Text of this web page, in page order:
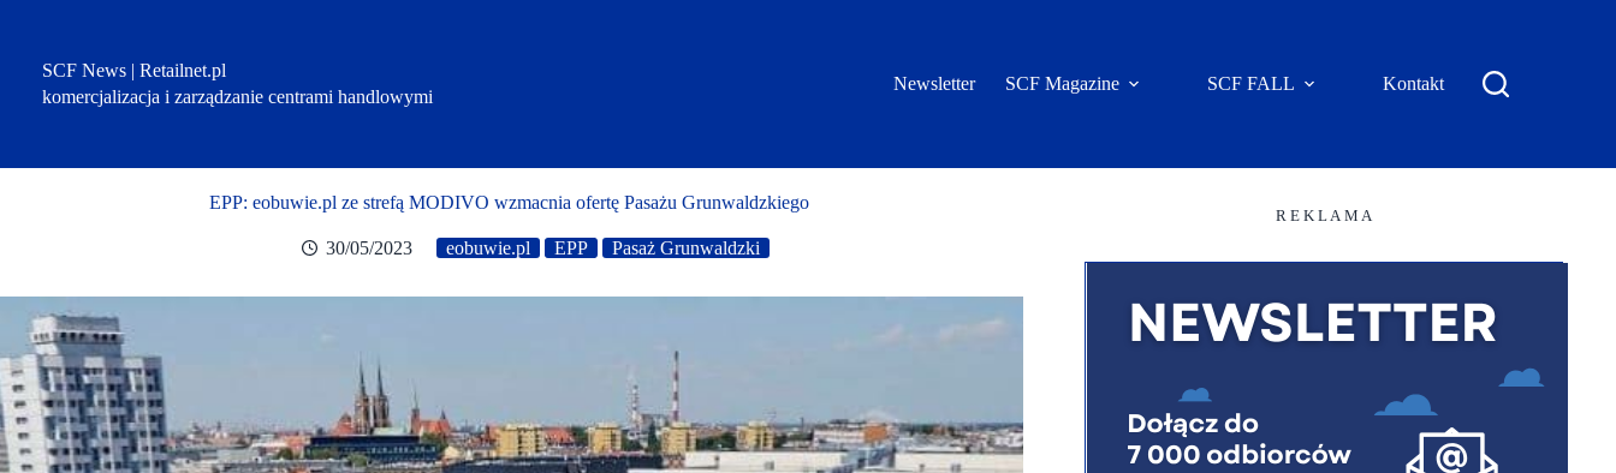
SCF News | Retailnet.pl
komercjalizacja i zarządzanie centrami handlowymi
Newsletter SCF Magazine SCF FALL Kontakt
EPP: eobuwie.pl ze strefą MODIVO wzmacnia ofertę Pasażu Grunwaldzkiego
30/05/2023 eobuwie.pl EPP Pasaż Grunwaldzki
R E K L A M A